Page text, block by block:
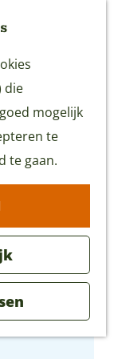
die
mogelijk
te
te gaan.